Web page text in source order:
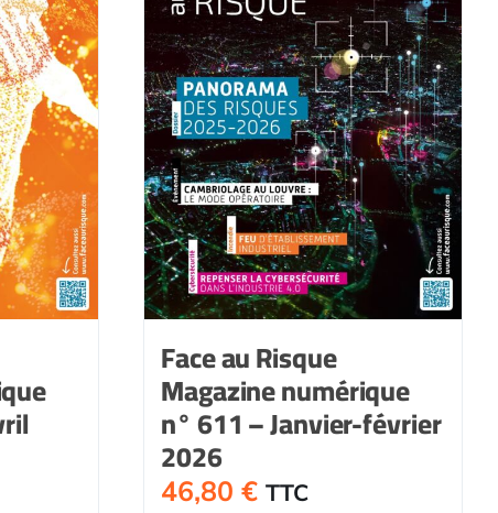
Face au Risque
Magazine numérique
n° 611 – Janvier-février
2026
46,80 € TTC